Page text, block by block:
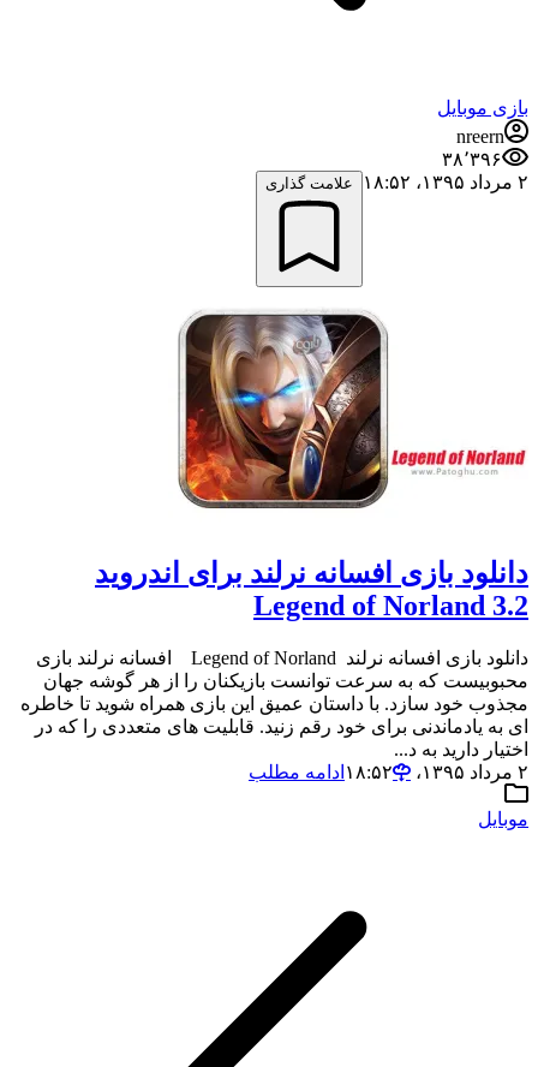
بازی موبایل
nreern
۳۸٬۳۹۶
۲ مرداد ۱۳۹۵،‏ ۱۸:۵۲
علامت گذاری
دانلود بازی افسانه نرلند برای اندروید
Legend of Norland 3.2
دانلود بازی افسانه نرلند Legend of Norland افسانه نرلند بازی
محبوبیست که به سرعت توانست بازیکنان را از هر گوشه جهان
مجذوب خود سازد. با داستان عمیق این بازی همراه شوید تا خاطره
ای به یادماندنی برای خود رقم زنید. قابلیت های متعددی را که در
اختیار دارید به د...
۲ مرداد ۱۳۹۵،‏ ۱۸:۵۲
ادامه مطلب
موبایل